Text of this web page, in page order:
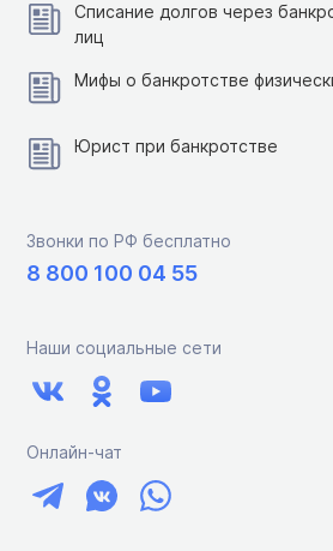
Списание долгов через
лиц
Мифы о банкротстве
Юрист при банкротстве
Звонки по РФ бесплатно
8 800 100 04 55
Наши социальные сети
Онлайн-чат